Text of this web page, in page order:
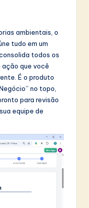
ambientais, o
tudo em um
todos os
que você
É o produto
no topo,
para revisão
equipe de